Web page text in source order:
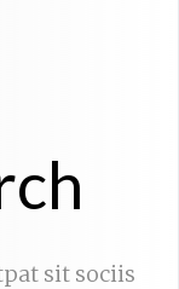
sit sociis